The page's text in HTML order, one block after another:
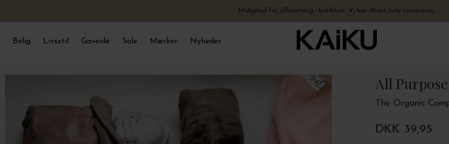
Fysisk butik åben hele sommeren - hverdage 10-17.30 + lørdage 10-15
Hurtig levering – vi sender på 0-1 hverdage. Åbent hele sommeren.
Mulighed for afhentning i butikken. Vi har åbent hele sommeren.
Gratis levering til pakkeshop ved køb over 499,-
Bolig Livsstil Gaveidé Sale Mærker Nyheder
All
The Organic
DKK 39,95